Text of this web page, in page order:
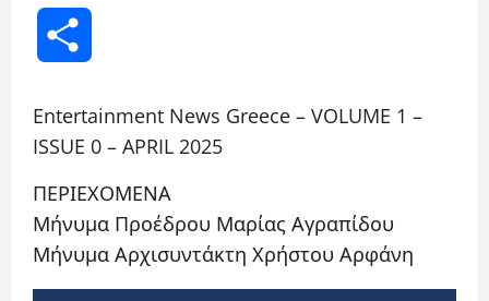
Entertainment News Greece – VOLUME 1 –
ISSUE 0 – APRIL 2025
ΠΕΡΙΕΧΟΜΕΝΑ
Μήνυμα Προέδρου Μαρίας Αγραπίδου
Μήνυμα Αρχισυντάκτη Χρήστου Αρφάνη